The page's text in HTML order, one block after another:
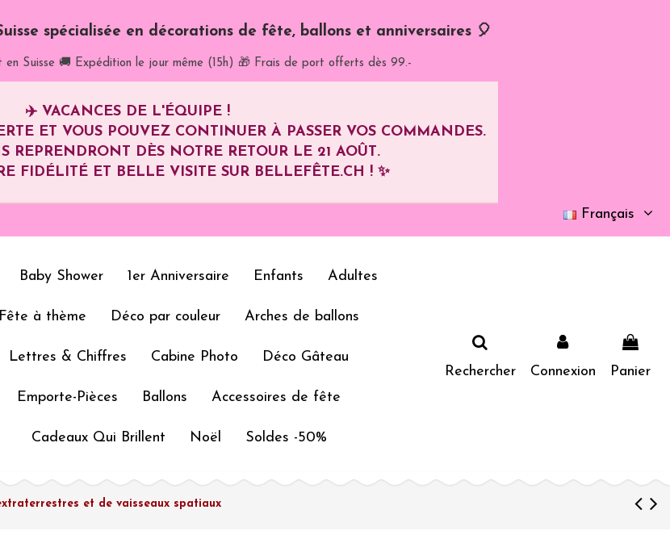
spécialisée en décorations de fête, ballons et anniversaires 🎈
Suisse 🚚 Expédition le jour même (15h) 🎁 Frais de port offerts dès 99.-
✈️ VACANCES DE L'ÉQUIPE !
ET VOUS POUVEZ CONTINUER À PASSER VOS COMMANDES.
REPRENDRONT DÈS NOTRE RETOUR LE 21 AOÛT.
FIDÉLITÉ ET BELLE VISITE SUR BELLEFÊTE.CH ! ✨
Français
Baby Shower 1er Anniversaire Enfants Adultes
Fête à thème Déco par couleur Arches de ballons
Lettres & Chiffres Cabine Photo Déco Gâteau
Emporte-Pièces Ballons Accessoires de fête
Cadeaux Qui Brillent Noël Soldes -50%
Rechercher Connexion Panier
et de vaisseaux spatiaux